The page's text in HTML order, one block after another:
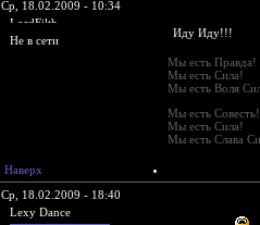
Ср, 18.02.2009 - 10:34
LordFilth
Не в сети
Иду Иду!!!
Мы есть Правда!
Мы есть Сила!
Мы есть Воля
Мы есть Совесть!
Мы есть Сила!
Мы есть Слава
Наверх
Ср, 18.02.2009 - 18:40
Lexy Dance